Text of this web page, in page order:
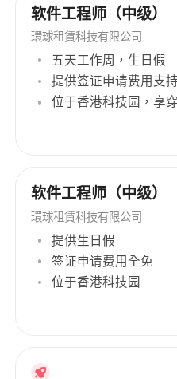
China, Hong Kong,
and Japan, offering a
recruitment services. Its
encompass technology,
engineering, project &
business support,
banking & financial
supply chain &
industry and discipline
McKinley not only
solutions but also
executive search
create value for
through
and Total Talent
软件工程师（中级）
環球租賃科技有限公司
五天工作周，生日假
提供签证申请费用支持
位于香港科技园，享
软件工程师（中级）
環球租賃科技有限公司
提供生日假
签证申请费用全免
位于香港科技园